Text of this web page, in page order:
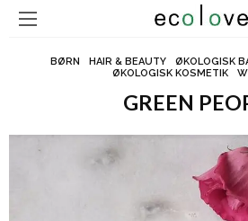
BØRN HAIR & BEAUTY
ØKOLOGISK
ØKOLOGISK KOSMETIK
GREEN